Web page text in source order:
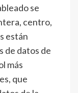
se
centro,
están
de datos de
más
que